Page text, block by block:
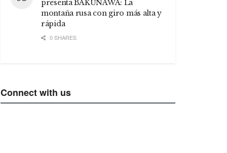
presenta BAKUNAWA: La
montaña rusa con giro más alta y
rápida
0 SHARES
Connect with us